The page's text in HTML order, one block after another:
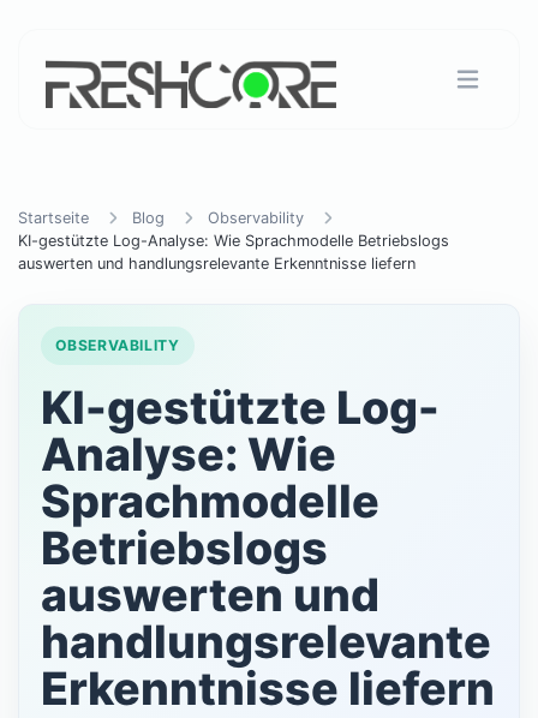
Startseite Blog
Observability
KI-gestützte Log-Analyse: Wie Sprachmodelle Betriebslogs
auswerten und handlungsrelevante Erkenntnisse liefern
OBSERVABILITY
KI-gestützte Log-
Analyse: Wie
Sprachmodelle
Betriebslogs
auswerten und
handlungsrelevante
Erkenntnisse liefern